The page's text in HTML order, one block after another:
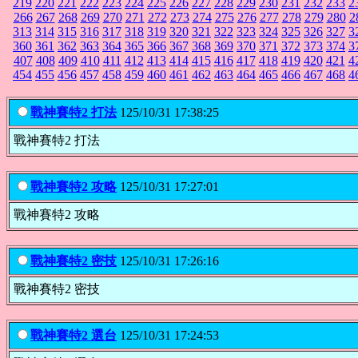
219 220 221 222 223 224 225 226 227 228 229 230 231 232 233
266 267 268 269 270 271 272 273 274 275 276 277 278 279 280
313 314 315 316 317 318 319 320 321 322 323 324 325 326 327
360 361 362 363 364 365 366 367 368 369 370 371 372 373 374
407 408 409 410 411 412 413 414 415 416 417 418 419 420 421
454 455 456 457 458 459 460 461 462 463 464 465 466 467 468
戰神賽特2 打法125/10/31 17:38:25
戰神賽特2 打法
戰神賽特2 攻略125/10/31 17:27:01
戰神賽特2 攻略
戰神賽特2 密技 125/10/31 17:26:16
戰神賽特2 密技
戰神賽特2 選台 125/10/31 17:24:53